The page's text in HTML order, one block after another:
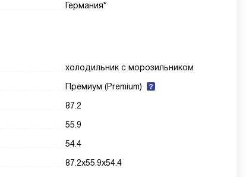
Германия*
холодильник с морозильником
Премиум (Premium)
87.2
55.9
54.4
87.2x55.9x54.4